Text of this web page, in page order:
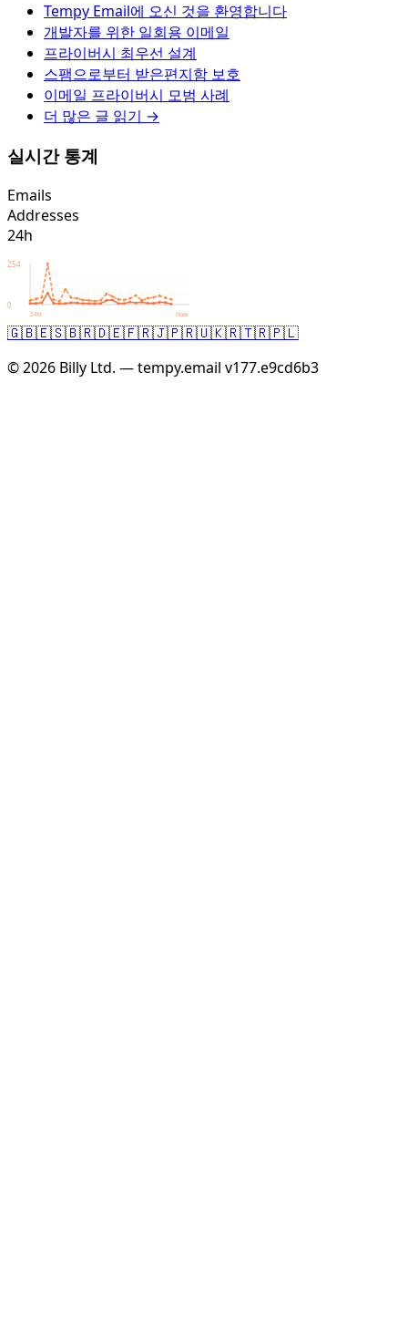
Tempy Email에 오신 것을 환영합니다
개발자를 위한 일회용 이메일
프라이버시 최우선 설계
스팸으로부터 받은편지함 보호
이메일 프라이버시 모범 사례
더 많은 글 읽기 →
실시간 통계
Emails
Addresses
24h
254
0
24h now
🇬🇧🇪🇸🇧🇷🇩🇪🇫🇷🇯🇵🇷🇺🇰🇷🇹🇷🇵🇱
© 2026 Billy Ltd. — tempy.email v177.e9cd6b3